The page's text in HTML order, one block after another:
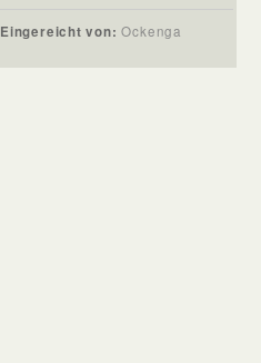
Eingereicht von:Ockenga